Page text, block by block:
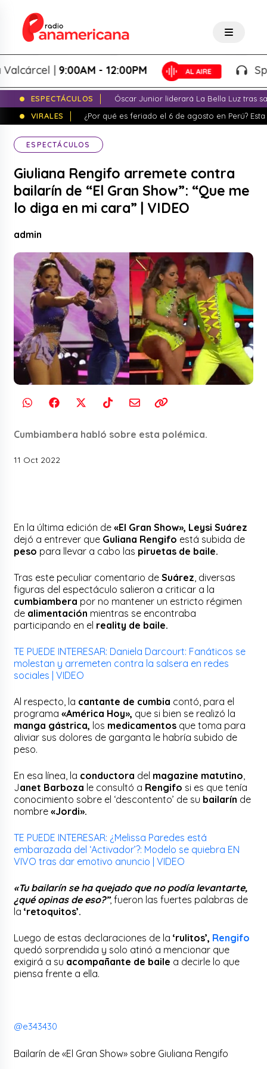
|9:00AM - 12:00PM
ESPECTÁCULOS
Óscar Junior liderará La Bella Luz tras
VIRALES
¿Por qué es feriado el 6 de agosto en Perú?
ESPECTÁCULOS
Giuliana Rengifo arremete contra
bailarín de “El Gran Show”: “Que me
lo diga en mi cara” | VIDEO
admin
Cumbiambera habló sobre esta polémica.
11 Oct 2022
En la última edición de «El Gran Show», Leysi Suárez
dejó a entrever que Guliana Rengifo está subida de
peso para llevar a cabo las piruetas de baile.
Tras este peculiar comentario deSuárez , diversas
figuras del espectáculo salieron a criticar a la
cumbiambera por no mantener un estricto régimen
de alimentación mientras se encontraba
participando en el reality de baile.
TE PUEDE INTERESAR: Daniela Darcourt: Fanáticos se
molestan y arremeten contra la salsera en redes
sociales | VIDEO
Al respecto, la cantante de cumbia contó, para el
programa«América Hoy», que si bien se realizó la
manga gástrica, los medicamentos que toma para
aliviar sus dolores de garganta le habría subido de
peso.
En esa línea, la conductora del magazine matutino
Janet Barboza le consultó a Rengifo si es que tenía
conocimiento sobre el ‘descontento’ de su bailarín de
nombre«Jordi».
TE PUEDE INTERESAR: ¿Melissa Paredes está
embarazada del ‘Activador’?: Modelo se quiebra EN
VIVO tras dar emotivo anuncio | VIDEO
«Tu bailarín se ha quejado que no podía levantarte,
¿qué opinas de eso?”, fueron las fuertes palabras de
la‘retoquitos’.
Luego de estas declaraciones de la ‘rulitos’, Rengifo
quedó sorprendida y solo atinó a mencionar que
exigirá a su acompañante de baile a decirle lo que
piensa frente a ella.
@e343430
Bailarín de «El Gran Show» sobre Giuliana Rengifo